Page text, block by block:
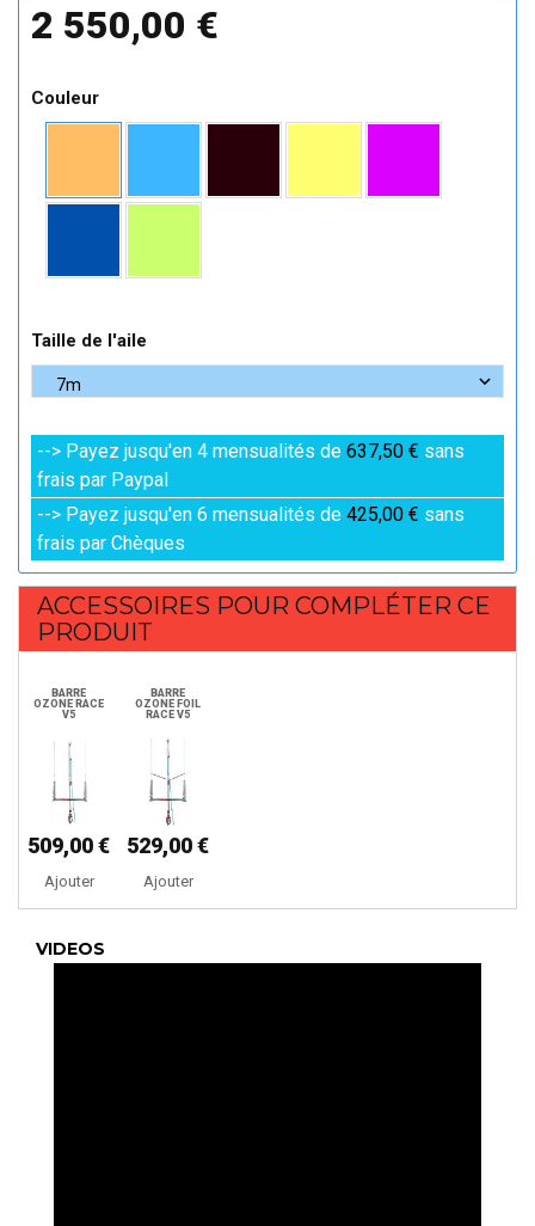
2 550,00 €
Couleur
Taille de l'aile
--> Payez jusqu'en 4 mensualités de 637,50 € sans
frais par Paypal
--> Payez jusqu'en 6 mensualités de 425,00 € sans
frais par Chèques
ACCESSOIRES POUR COMPLÉTER CE
PRODUIT
BARRE
OZONE RACE
V5
509,00 €
Ajouter
BARRE
OZONE FOIL
RACE V5
529,00 €
Ajouter
VIDEOS